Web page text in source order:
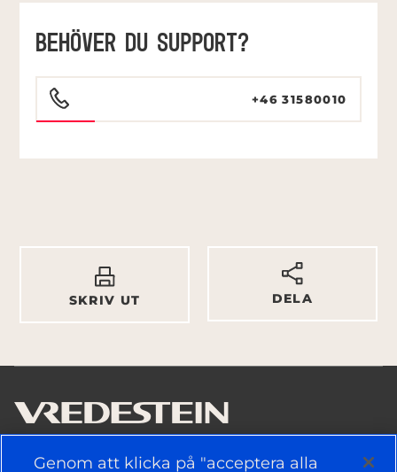
BEHÖVER DU SUPPORT?
+46 31580010
SKRIV UT DELA
Genom att klicka på "acceptera alla